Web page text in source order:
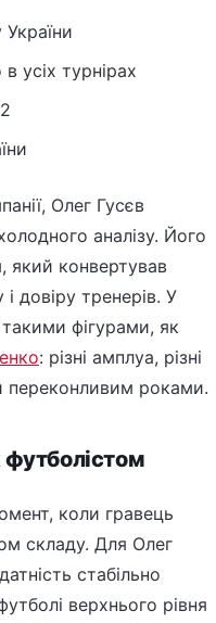
України
усіх турнірах
Олег Гусєв
аналізу. Його
який конвертував
і довіру тренерів. У
такими фігурами, як
: різні амплуа, різні
переконливим роками.
футболістом
коли гравець
складу. Для Олег
стабільно
верхнього рівня